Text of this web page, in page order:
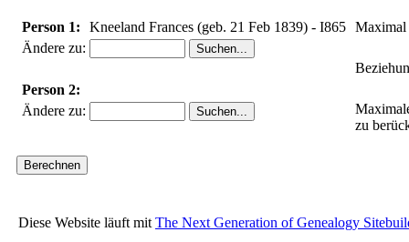
Person 1:
Kneeland Frances (geb. 21 Feb 1839) - I865
Ändere zu:
Person 2:
Ändere zu:
Maximal
zu
Diese Website läuft mit The Next Generation of Genealogy